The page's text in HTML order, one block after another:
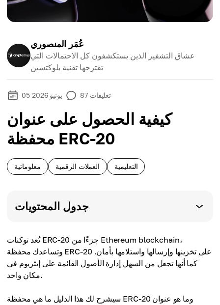
عُمَر المنصوري
عشاق التشفير الذين يستكشفون كل الاحتمالات التي
تقترحها تقنية بلوكتشين
05 يونيو 2026 87 تعليقات
كيفية الحصول على عنوان
محفظة ERC-20
معلوماتية العملات الرقمية التعليمية
جدول المحتويات
تُعد توكنات ERC-20 جزءًا من Ethereum blockchain،
وتساعدك محفظة ERC-20 على تخزينها وإرسالها واستلامها بأمان.
كما أنها تجعل من السهل إدارة الأصول القائمة على إيثريوم في
مكان واحد.
سيشرح لك هذا الدليل ما هي محفظة ERC-20 وما هو عنوان